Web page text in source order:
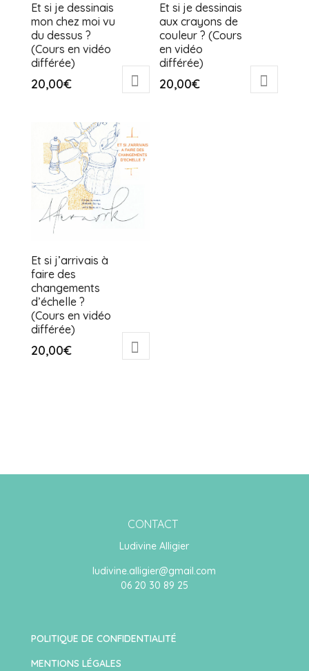
Et si je dessinais
mon chez moi vu
du dessus ?
(Cours en vidéo
différée)
20,00€
Et si je dessinais
aux crayons de
couleur ? (Cours
en vidéo
différée)
20,00€
Et si j’arrivais à
faire des
changements
d’échelle ?
(Cours en vidéo
différée)
20,00€
CONTACT
Ludivine Alligier
ludivine.alligier@gmail.com
06 20 30 89 25
POLITIQUE DE CONFIDENTIALITÉ
MENTIONS LÉGALES